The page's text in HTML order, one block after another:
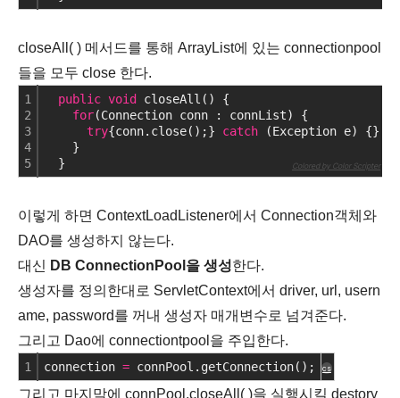
closeAll( ) 메서드를 통해 ArrayList에 있는 connectionpool
들을 모두 close 한다.
1
2
3
4
5
public void
closeAll() {
for(Connection conn : connList) {
try{conn.close();} catch (Exception e) {}
}
}
Colored by Color Scripter
이렇게 하면 ContextLoadListener에서 Connection객체와
DAO를 생성하지 않는다.
대신 DB ConnectionPool을 생성한다.
생성자를 정의한대로 ServletContext에서 driver, url, usern
ame, password를 꺼내 생성자 매개변수로 넘겨준다.
그리고 Dao에 connectiontpool을 주입한다.
1 connection = connPool.getConnection(); cs
그리고 마지막에 connPool.closeAll( )을 실행시킬 destory